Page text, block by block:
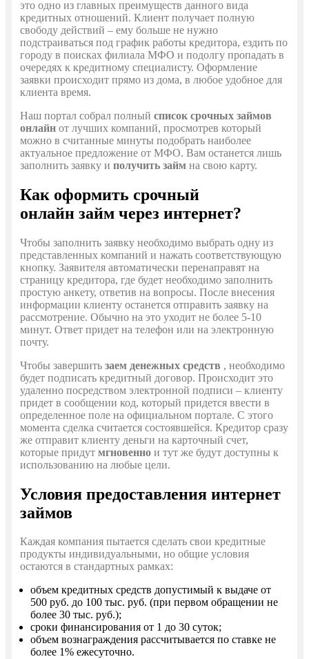
это одно из главных преимуществ данного вида
кредитных отношений. Клиент получает полную
свободу действий – ему больше не нужно
подстраиваться под график работы кредитора, ездить по
городу в поисках филиала МФО и подолгу пропадать в
очередях к кредитному специалисту. Оформление
заявки происходит прямо из дома, в любое удобное для
клиента время.
Наш портал собрал полный список срочных займов
онлайн от лучших компаний, просмотрев который
можно в считанные минуты подобрать наиболее
актуальное предложение от МФО. Вам останется лишь
заполнить заявку и получить займна свою карту.
Как оформить срочный
онлайн займ через интернет?
Чтобы заполнить заявку необходимо выбрать одну из
представленных компаний и нажать соответствующую
кнопку. Заявителя автоматически перенаправят на
страницу кредитора, где будет необходимо заполнить
простую анкету, ответив на вопросы. После внесения
информации клиенту останется отправить заявку на
рассмотрение. Обычно на это уходит не более 5-10
минут. Ответ придет на телефон или на электронную
почту.
Чтобы завершить заем денежных средств , необходимо
будет подписать кредитный договор. Происходит это
удаленно посредством электронной подписи – клиенту
придет в сообщении код, который придется ввести в
определенное поле на официальном портале. С этого
момента сделка считается состоявшейся. Кредитор сразу
же отправит клиенту деньги на карточный счет,
которые придут мгновеннои тут же будут доступны к
использованию на любые цели.
Условия предоставления интернет
займов
Каждая компания пытается сделать свои кредитные
продукты индивидуальными, но общие условия
остаются в стандартных рамках:
объем кредитных средств допустимый к выдаче от
500 руб. до 100 тыс. руб. (при первом обращении не
более 30 тыс. руб.);
сроки финансирования от 1 до 30 суток;
объем вознаграждения рассчитывается по ставке не
более 1% ежесуточно.